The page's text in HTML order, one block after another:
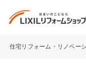
住宅リフォーム・リノベー